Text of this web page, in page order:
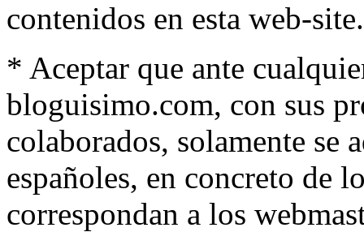
contenidos en esta web-site.
* Aceptar que ante
bloguisimo.com, con sus
colaborados, solamente se
españoles, en concreto de
correspondan a los